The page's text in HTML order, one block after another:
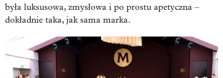
była luksusowa, zmysłowa i po prostu apetyczna –
dokładnie taka, jak sama marka.